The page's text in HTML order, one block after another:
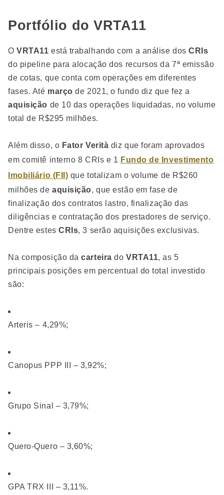
Portfólio do VRTA11
OVRTA11 está trabalhando com a análise dosCRIs
do pipeline para alocação dos recursos da 7ª emissão
de cotas, que conta com operações em diferentes
fases. Até março de 2021, o fundo diz que fez a
aquisição de 10 das operações liquidadas, no volume
total de R$295 milhões.
Além disso, o Fator Verità diz que foram aprovados
em comitê interno 8 CRIs e 1 Fundo de Investimento
Imobiliário (FII) que totalizam o volume de R$260
milhões deaquisição, que estão em fase de
finalização dos contratos lastro, finalização das
diligências e contratação dos prestadores de serviço.
Dentre estesCRIs, 3 serão aquisições exclusivas.
Na composição dacarteira do VRTA11, as 5
principais posições em percentual do total investido
são:
Arteris – 4,29%;
Canopus PPP III – 3,92%;
Grupo Sinal – 3,79%;
Quero-Quero – 3,60%;
GPA TRX III – 3,11%.